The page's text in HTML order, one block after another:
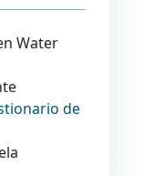
Water
de